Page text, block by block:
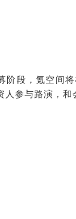
阶段，氪空间
人参与路演，和